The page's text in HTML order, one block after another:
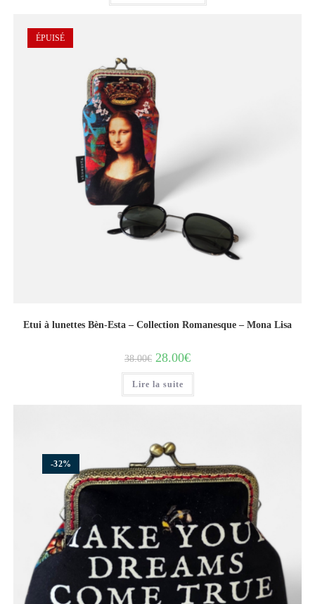
ÉPUISÉ
Etui à lunettes Bèn-Esta – Collection Romanesque – Mona Lisa
38.00€ 28.00€
Lire la suite
-32%